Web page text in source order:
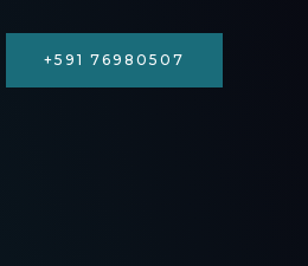
+591 76980507